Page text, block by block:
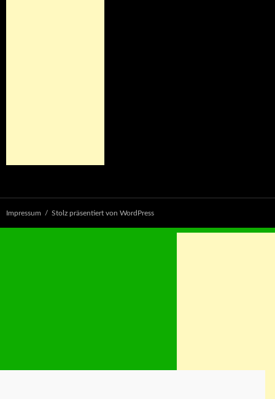
Impressum Stolz präsentiert von WordPress